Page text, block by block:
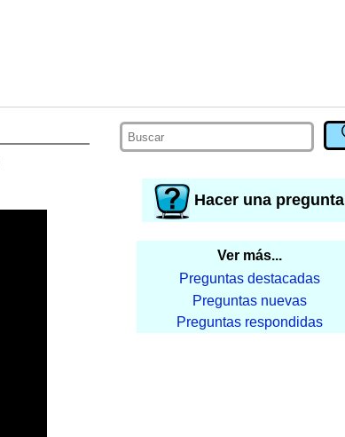
Hacer una pregunta
Ver más...
Preguntas destacadas
Preguntas nuevas
Preguntas respondidas